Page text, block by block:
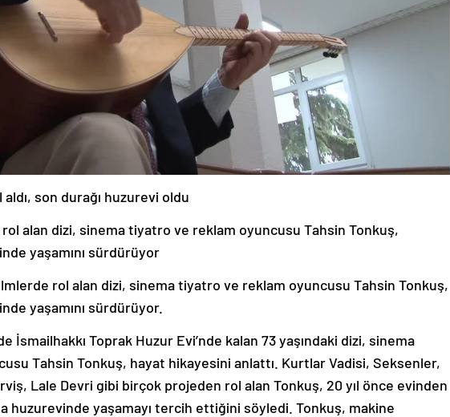
son durağı huzurevi oldu
alan dizi, sinema tiyatro ve reklam oyuncusu Tahsin Tonkuş,
yaşamını sürdürüyor
rol alan dizi, sinema tiyatro ve reklam oyuncusu Tahsin Tonkuş,
yaşamını sürdürüyor.
İsmailhakkı Toprak Huzur Evi’nde kalan 73 yaşındaki dizi, sinema
Tahsin Tonkuş, hayat hikayesini anlattı. Kurtlar Vadisi, Seksenler,
Lale Devri gibi birçok projeden rol alan Tonkuş, 20 yıl önce evinden
huzurevinde yaşamayı tercih ettiğini söyledi. Tonkuş, makine